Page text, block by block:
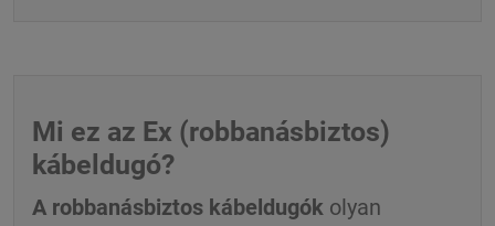
Mi ez az Ex (robbanásbiztos)
kábeldugó?
A robbanásbiztos kábeldugók olyan